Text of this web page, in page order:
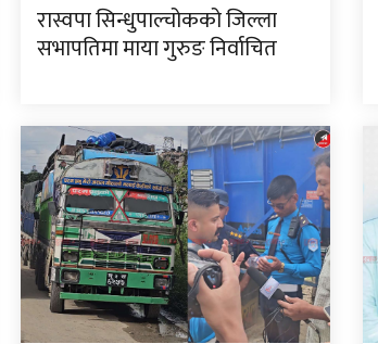
रास्वपा सिन्धुपाल्चोकको जिल्ला
सभापतिमा माया गुरुङ निर्वाचित